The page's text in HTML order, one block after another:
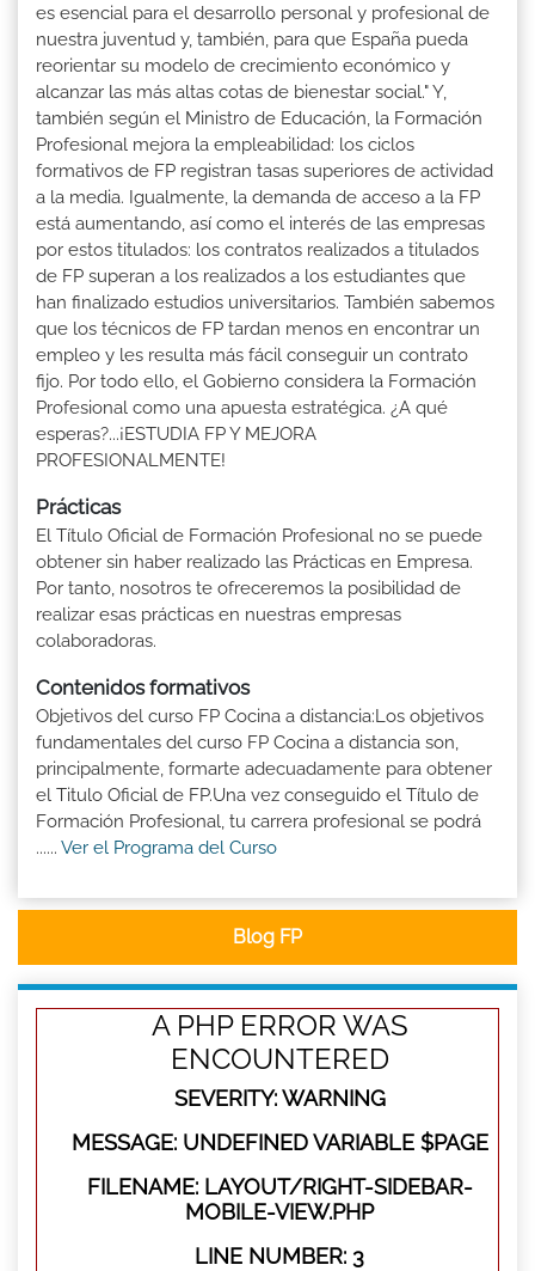
es esencial para el desarrollo personal y profesional de
nuestra juventud y, también, para que España pueda
reorientar su modelo de crecimiento económico y
alcanzar las más altas cotas de bienestar social." Y,
también según el Ministro de Educación, la Formación
Profesional mejora la empleabilidad: los ciclos
formativos de FP registran tasas superiores de actividad
a la media. Igualmente, la demanda de acceso a la FP
está aumentando, así como el interés de las empresas
por estos titulados: los contratos realizados a titulados
de FP superan a los realizados a los estudiantes que
han finalizado estudios universitarios. También sabemos
que los técnicos de FP tardan menos en encontrar un
empleo y les resulta más fácil conseguir un contrato
fijo. Por todo ello, el Gobierno considera la Formación
Profesional como una apuesta estratégica. ¿A qué
esperas?...¡ESTUDIA FP Y MEJORA
PROFESIONALMENTE!
Prácticas
El Título Oficial de Formación Profesional no se puede
obtener sin haber realizado las Prácticas en Empresa.
Por tanto, nosotros te ofreceremos la posibilidad de
realizar esas prácticas en nuestras empresas
colaboradoras.
Contenidos formativos
Objetivos del curso FP Cocina a distancia:Los objetivos
fundamentales del curso FP Cocina a distancia son,
principalmente, formarte adecuadamente para obtener
el Titulo Oficial de FP.Una vez conseguido el Título de
Formación Profesional, tu carrera profesional se podrá
...... Ver el Programa del Curso
Blog FP
A PHP ERROR WAS
ENCOUNTERED
SEVERITY: WARNING
MESSAGE: UNDEFINED VARIABLE $PAGE
FILENAME: LAYOUT/RIGHT-SIDEBAR-
MOBILE-VIEW.PHP
LINE NUMBER: 3